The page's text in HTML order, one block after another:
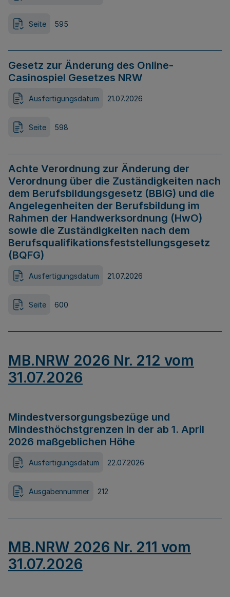
Seite 595
Gesetz zur Änderung des Online-
Casinospiel Gesetzes NRW
Ausfertigungsdatum 21.07.2026
Seite 598
Achte Verordnung zur Änderung der
Verordnung über die Zuständigkeiten nach
dem Berufsbildungsgesetz (BBiG) und die
Angelegenheiten der Berufsbildung im
Rahmen der Handwerksordnung (HwO)
sowie die Zuständigkeiten nach dem
Berufsqualifikationsfeststellungsgesetz
(BQFG)
Ausfertigungsdatum 21.07.2026
Seite 600
MB.NRW 2026 Nr. 212 vom
31.07.2026
Mindestversorgungsbezüge und
Mindesthöchstgrenzen in der ab 1. April
2026 maßgeblichen Höhe
Ausfertigungsdatum 22.07.2026
Ausgabennummer 212
MB.NRW 2026 Nr. 211 vom
31.07.2026